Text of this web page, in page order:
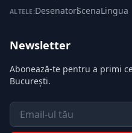
ALTELE:Desenatori·ScenaLingua
Newsletter
Abonează-te pentru a primi
București.
Email